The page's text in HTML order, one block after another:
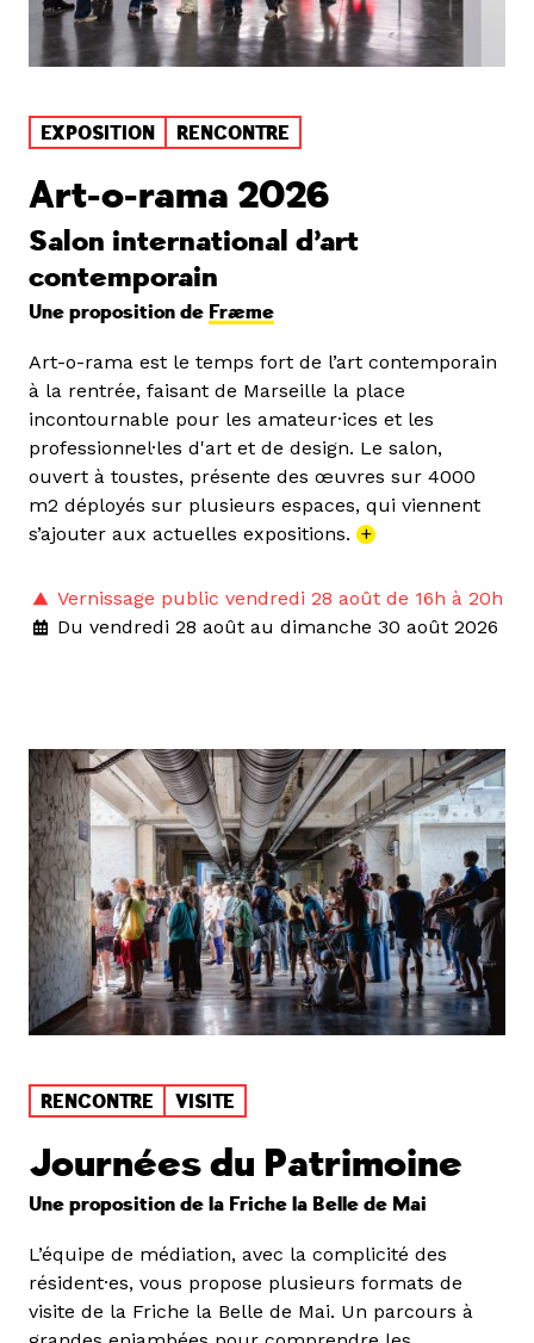
EXPOSITION RENCONTRE
Art-o-rama 2026
Salon international d’art
contemporain
Une proposition de Fræme
Art-o-rama est le temps fort de l’art contemporain
à la rentrée, faisant de Marseille la place
incontournable pour les amateur·ices et les
professionnel·les d'art et de design. Le salon,
ouvert à toustes, présente des œuvres sur 4000
m2 déployés sur plusieurs espaces, qui viennent
s’ajouter aux actuelles expositions. +
Vernissage public vendredi 28 août de 16h à 20h
Du vendredi 28 août au dimanche 30 août 2026
RENCONTRE VISITE
Journées du Patrimoine
Une proposition de la Friche la Belle de Mai
L’équipe de médiation, avec la complicité des
résident·es, vous propose plusieurs formats de
visite de la Friche la Belle de Mai. Un parcours à